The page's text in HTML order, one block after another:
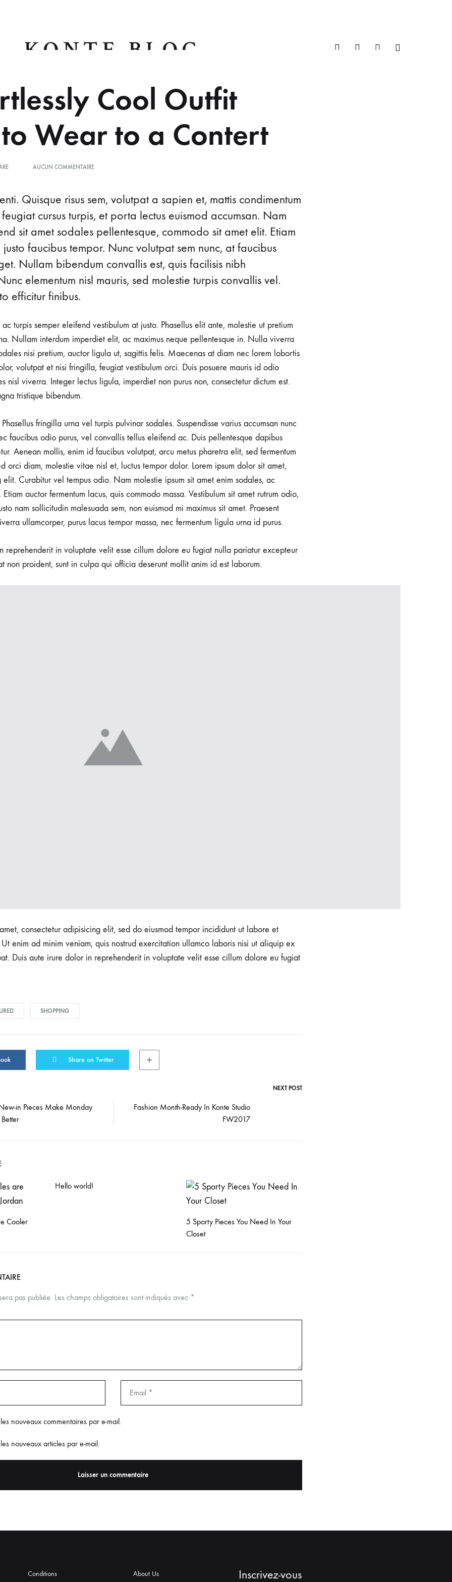
KONTE BLOG Twitter FacebookInstagram
LIFESTYLE CULTURE BEAUTY SHOPPING
Cool Outfit
Wear to a Contert
AUCUN COMMENTAIRESUR
OUTFIT
IDEAS
TO
WEAR
TO
A
Quisque risus sem, volutpat a sapien et, mattis condimentum
feugiat cursus turpis, et porta lectus euismod accumsan. Nam
sit amet sodales pellentesque, commodo sit amet elit. Etiam
faucibus tempor. Nunc volutpat sem nunc, at faucibus
Nullam bibendum convallis est, quis facilisis nibh
elementum nisl mauris, sed molestie turpis convallis vel.
efficitur finibus.
turpis semper eleifend vestibulum at justo. Phasellus elit ante, molestie ut pretium
Nullam interdum imperdiet elit, ac maximus neque pellentesque in. Nulla viverra
nisi pretium, auctor ligula ut, sagittis felis. Maecenas at diam nec lorem lobortis
volutpat et nisi fringilla, feugiat vestibulum orci. Duis posuere mauris id odio
nisl viverra. Integer lectus ligula, imperdiet non purus non, consectetur dictum est.
tristique bibendum.
fringilla urna vel turpis pulvinar sodales. Suspendisse varius accumsan nunc
faucibus odio purus, vel convallis tellus eleifend ac. Duis pellentesque dapibus
Aenean mollis, enim id faucibus volutpat, arcu metus pharetra elit, sed fermentum
orci diam, molestie vitae nisl et, luctus tempor dolor. Lorem ipsum dolor sit amet,
elit. Curabitur vel tempus odio. Nam molestie ipsum sit amet enim sodales, ac
auctor fermentum lacus, quis commodo massa. Vestibulum sit amet rutrum odio,
nam sollicitudin malesuada sem, non euismod mi maximus sit amet. Praesent
ullamcorper, purus lacus tempor massa, nec fermentum ligula urna id purus.
reprehenderit in voluptate velit esse cillum dolore eu fugiat nulla pariatur excepteur
non proident, sunt in culpa qui officia deserunt mollit anim id est laborum.
consectetur adipisicing elit, sed do eiusmod tempor incididunt ut labore et
enim ad minim veniam, quis nostrud exercitation ullamco laboris nisi ut aliquip ex
Duis aute irure dolor in reprehenderit in voluptate velit esse cillum dolore eu fugiat
SHOPPING
Share on Twitter
NEXT POST
in Pieces Make Monday
Fashion Month-Ready In Konte Studio
FW2017
Cooler
Hello world!
5 Sporty Pieces You Need In Your
Closet
pas publiée. Les champs obligatoires sont indiqués avec *
nouveaux commentaires par e-mail.
nouveaux articles par e-mail.
Conditions About Us Inscrivez-vous